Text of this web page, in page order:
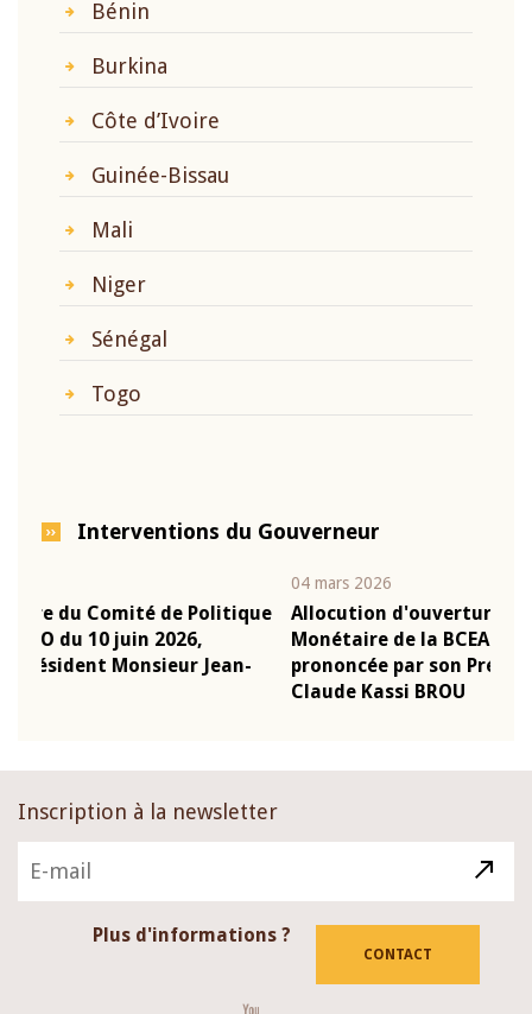
Bénin
Burkina
Côte d’Ivoire
Guinée-Bissau
Mali
Niger
Sénégal
Togo
Interventions du Gouverneur
Allocution d'ouverture du Comité de Politique
Monétaire de la BCEAO du 4 mars 2026,
prononcée par son Président Monsieur Jean-
Inscription à la newsletter
Plus d'informations ?
CONTACT